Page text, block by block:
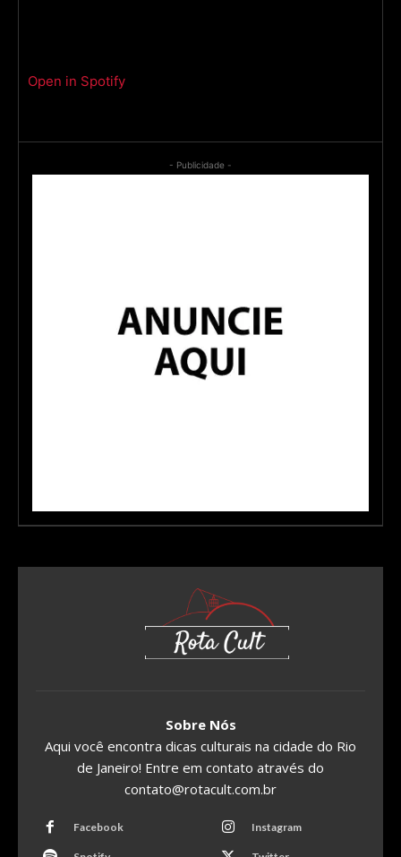
Open in Spotify
- Publicidade -
Sobre Nós
Aqui você encontra dicas culturais na cidade do Rio
de Janeiro! Entre em contato através do
contato@rotacult.com.br
Facebook Instagram